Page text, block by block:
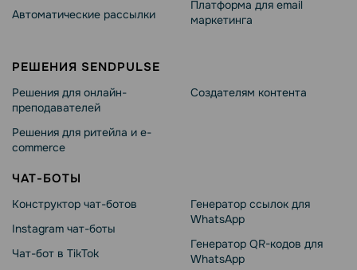
Автоматические рассылки
Платформа для email
маркетинга
РЕШЕНИЯ SENDPULSE
Решения для онлайн-
преподавателей
Решения для ритейла и e-
commerce
Создателям контента
ЧАТ-БОТЫ
Конструктор чат-ботов
Instagram чат-боты
Чат-бот в TikTok
Генератор ссылок для
WhatsApp
Генератор QR-кодов для
WhatsApp